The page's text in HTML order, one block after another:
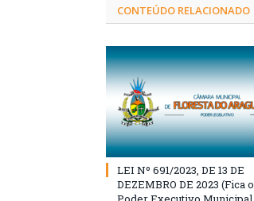
CONTEÚDO RELACIONADO
LEI Nº 691/2023, DE 13 DE
DEZEMBRO DE 2023 (Fica o